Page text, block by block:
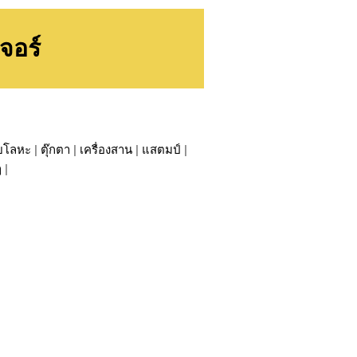
อร์
ลหะ | ตุ๊กตา | เครื่องสาน | แสตมป์ |
|